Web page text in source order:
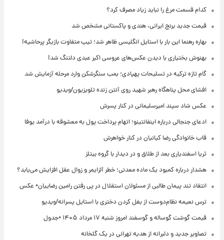
کدام قسمت مرغ را نباید زیاد مصرف کرد؟
قیمت جدید برنج ایرانی، هندی و پاکستانی مشخص شد
بهاره رهنما این بار با استایل انگلیسی ظاهر شد؛ تیپ متفاوت بازیگر پرحاشیه!
بهنوش بختیاری با دیدن عکس‌های عروسی اکبر عبدی دلتنگ شد!
گام تازه ترکیه در تسلیحات پهپادی؛ بمب سنگرشکن وارد مرحله آزمایش شد
افشای محل پناهگاه‌ رهبر شهید روی آنتن زنده تلویزیون/ویدیو
عکس شاد سپند امیرسلیمانی در کنار پسرش
ادعای جنجالی درباره اینفانتینو؛ اتهام پرداخت پول به معشوقه با درآمد یوفا
قاب خانوادگی رضا کیانیان در کنار خواهرش
ثریا اسفندیاری بعد از طلاق و در دیدار با گروه بیتلز
هشدار درباره کمبود یک ماده معدنی؛ خطر آلزایمر و زوال عقل افزایش می‌یابد؟
انتقاد تند پیمان طالبی از مسئولان استقلال در پی رفتن رامین رضاییان+ عکس
ترس نعیمه نظام‌دوست از بغل کردن دختری با استایل پسرانه/ویدیو
قیمت گوشت گوساله و گوسفند امروز شنبه ۱۷ مرداد ۱۴۰۵ +جدول
تصاویر جدید و دلبرانه از هدیه تهرانی در یک گلخانه